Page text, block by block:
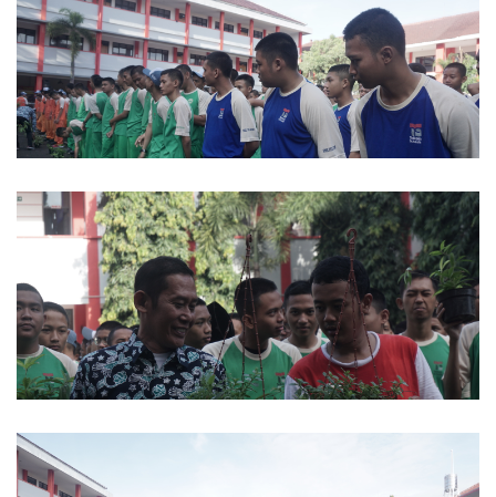
Android Design Project
Android Design Project